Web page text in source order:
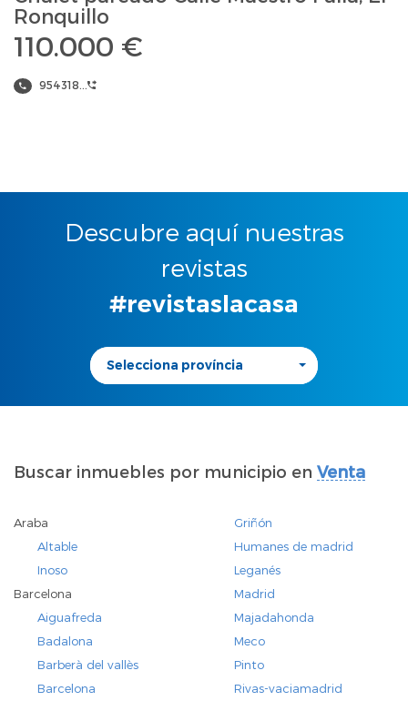
Ronquillo
110.000 €
954318...
Descubre aquí nuestras
revistas
#revistaslacasa
Selecciona província
Buscar inmuebles por municipio en Venta
Araba
Altable
Inoso
Barcelona
Aiguafreda
Badalona
Barberà del vallès
Barcelona
Griñón
Humanes de madrid
Leganés
Madrid
Majadahonda
Meco
Pinto
Rivas-vaciamadrid